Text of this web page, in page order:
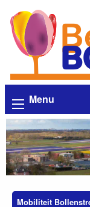
Menu
Mobiliteit